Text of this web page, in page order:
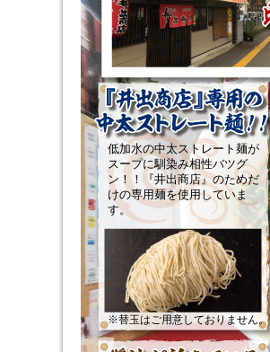
低加水の中太ストレート麺が
スープに馴染み相性バツグ
ン！！『井出商店』のためだ
けの専用麺を使用していま
す。
※替玉はご用意しておりません。